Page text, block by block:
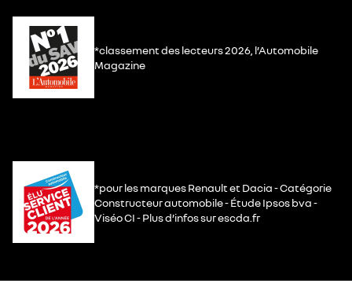
*classement des lecteurs 2026, l’Automobile
Magazine
*pour les marques Renault et Dacia - Catégorie
Constructeur automobile - Étude Ipsos bva -
Viséo CI - Plus d’infos sur escda.fr